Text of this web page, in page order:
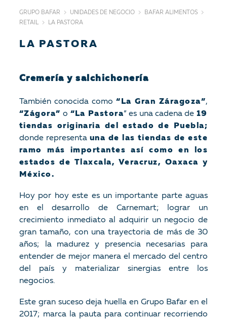
GRUPO BAFAR UNIDADES DE NEGOCIO
BAFAR ALIMENTOS
RETAIL
LA PASTORA
LA PASTORA
Cremería y salchichonería
También conocida como“La Gran Záragoza”,
“Zágora” o “La Pastora” es una cadena de 19
tiendas originaria del estado de Puebla;
donde representa una de las tiendas de este
ramo más importantes así como en los
estados de Tlaxcala, Veracruz, Oaxaca y
México.
Hoy por hoy este es un importante parte aguas
en el desarrollo de Carnemart; lograr un
crecimiento inmediato al adquirir un negocio de
gran tamaño, con una trayectoria de más de 30
años; la madurez y presencia necesarias para
entender de mejor manera el mercado del centro
del país y materializar sinergias entre los
negocios.
Este gran suceso deja huella en Grupo Bafar en el
2017; marca la pauta para continuar recorriendo